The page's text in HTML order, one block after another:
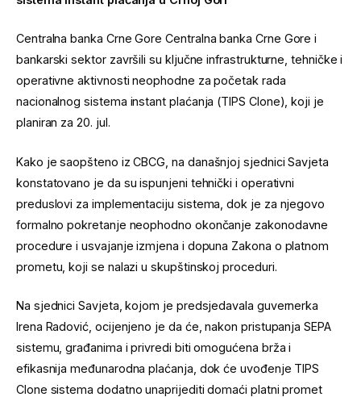
Centralna banka Crne GoreCentralna banka Crne Gore i
bankarski sektor završili su ključne infrastrukturne, tehničke i
operativne aktivnosti neophodne za početak rada
nacionalnog sistema instant plaćanja (TIPS Clone), koji je
planiran za 20. jul.
Kako je saopšteno iz CBCG, na današnjoj sjednici Savjeta
konstatovano je da su ispunjeni tehnički i operativni
preduslovi za implementaciju sistema, dok je za njegovo
formalno pokretanje neophodno okončanje zakonodavne
procedure i usvajanje izmjena i dopuna Zakona o platnom
prometu, koji se nalazi u skupštinskoj proceduri.
Na sjednici Savjeta, kojom je predsjedavala guvernerka
Irena Radović, ocijenjeno je da će, nakon pristupanja SEPA
sistemu, građanima i privredi biti omogućena brža i
efikasnija međunarodna plaćanja, dok će uvođenje TIPS
Clone sistema dodatno unaprijediti domaći platni promet